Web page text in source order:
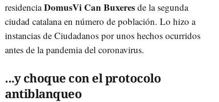
residenciaDomusVi Can Buxeres de la segunda
ciudad catalana en número de población. Lo hizo a
instancias de Ciudadanos por unos hechos ocurridos
antes de la pandemia del coronavirus.
...y choque con el protocolo
antiblanqueo